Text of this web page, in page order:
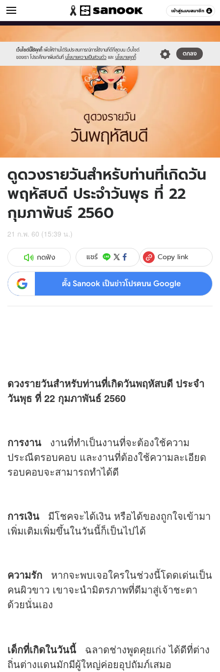
เข้าสู่ระบบสมาชิก
ดูดวง หมวดอื่นๆ
เว็บไซต์นี้ใช้คุกกี้ เพื่อให้ท่านได้รับประสบการณ์การใช้งานที่ดีที่สุดบน เว็บไซต์
ของเรา โปรดศึกษาเพิ่มเติมที่ นโยบายความเป็นส่วนตัว และ นโยบายคุกกี้
ตกลง
//s.isanook.com/sr/0/images/logo-
new-
sanook.png
//s.isanook.com/ho/0/ud/fxd/day/5_thu.jpg
ดูดวงรายวันสำหรับท่านที่เกิดวัน
พฤหัสบดี ประจำวันพุธ ที่ 22
กุมภาพันธ์ 2560
21 ก.พ. 60 (15:39 น.)
กดฟัง แชร์ Copy link
ตั้ง Sanook เป็นข่าวโปรดบน Google
ดวงรายวันสำหรับท่านที่เกิดวันพฤหัสบดี ประจำ
วันพุธ ที่ 22 กุมภาพันธ์ 2560
การงาน งานที่ทำเป็นงานที่จะต้องใช้ความ
ประณีตรอบคอบ และงานที่ต้องใช้ความละเอียด
รอบคอบจะสามารถทำได้ดี
การเงิน มีโชคจะได้เงิน หรือได้ของถูกใจเข้ามา
เพิ่มเติมเพิ่มขึ้นในวันนี้ก็เป็นไปได้
ความรัก หากจะพบเจอใครในช่วงนี้โดดเด่นเป็น
คนผิวขาว เขาจะนำมิตรภาพที่ดีมาสู่เจ้าชะตา
ด้วยนั่นเอง
เด็กที่เกิดในวันนี้ ฉลาดช่างพูดคุยเก่ง ได้ดีที่ต่าง
ถิ่นต่างแดนมักมีผู้ใหญ่ค่อยอุปถัมภ์เสมอ